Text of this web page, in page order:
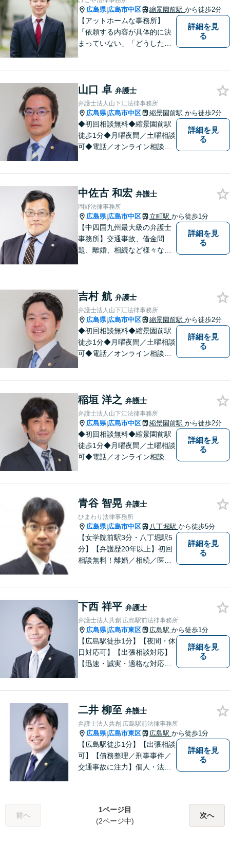
広島県|広島市中区 縮景園前駅 から徒歩2分
【アットホームな事務所】
「依頼する内容が具体的に決
まっていない」「どうしたら
件、借金問題、消費者被害を
取り扱っております。
詳細を見
る
山口 卓 弁護士
弁護士法人山下江法律事務所
広島県|広島市中区 縮景園前駅 から徒歩2分
◆初回相談無料◆縮景園前駅
徒歩1分◆月曜夜間／土曜相談
可◆電話／オンライン相談可
等）、家事事件（離婚・相続
等）、刑事事件（刑事弁護、
告訴、犯罪被害者支援等）な
ど
詳細を見
る
中佐古 和宏 弁護士
岡野法律事務所
広島県|広島市中区 立町駅 から徒歩1分
【中四国九州最大級の弁護士
事務所】交通事故、借金問
題、離婚、相続など様々な問
い！
詳細を見
る
吉村 航 弁護士
弁護士法人山下江法律事務所
広島県|広島市中区 縮景園前駅 から徒歩2分
◆初回相談無料◆縮景園前駅
徒歩1分◆月曜夜間／土曜相談
可◆電話／オンライン相談可
産、相続・遺言、交通事故な
ど
詳細を見
る
稲垣 洋之 弁護士
弁護士法人山下江法律事務所
広島県|広島市中区 縮景園前駅 から徒歩2分
◆初回相談無料◆縮景園前駅
徒歩1分◆月曜夜間／土曜相談
可◆電話／オンライン相談可
遺言など民事・家事事件全般
など
詳細を見
る
青谷 智晃 弁護士
ひまわり法律事務所
広島県|広島市中区 八丁堀駅 から徒歩5分
【女学院前駅3分・八丁堀駅5
分】【弁護歴20年以上】初回
相談無料！離婚／相続／医療
結果に納得いただけるよう尽
力します！【駐車場有】
詳細を見
る
下西 祥平 弁護士
弁護士法人共創 広島駅前法律事務所
広島県|広島市東区 広島駅 から徒歩1分
【広島駅徒歩1分】【夜間・休
日対応可】【出張相談対応】
【迅速・誠実・適格な対応】
重視しています。また、弊事
務所は迅速な対応・回答を最
優先にしています。
詳細を見
る
二井 柳至 弁護士
弁護士法人共創 広島駅前法律事務所
広島県|広島市東区 広島駅 から徒歩1分
【広島駅徒歩1分】【出張相談
可】【債務整理／刑事事件／
交通事故に注力】個人・法人
の「平和」が実現できるよ
う、依頼者一人ひとりに寄り
詳細を見
る
前へ
1ページ目
(2ページ中)
次へ